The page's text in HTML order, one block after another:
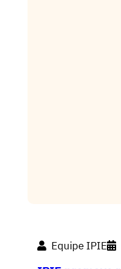
Equipe IPIE